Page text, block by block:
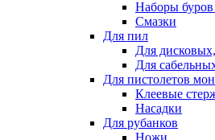
Наборы буров
Смазки
Для пил
Для
Для
Для пистолетов
Клеевые
Насадки
Для рубанков
Ножи